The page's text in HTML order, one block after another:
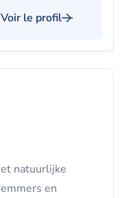
Voir le profil
natuurlijke
en